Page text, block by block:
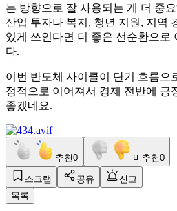
는 방향으로 잘 사용되는 게 더 중
산업 투자나 복지, 청년 지원, 지역
있게 쓰인다면 더 좋은 선순환으로
다.
이번 반도체 사이클이 단기 흐름으
정적으로 이어져서 경제 전반에 긍
좋겠네요.
추천0 비추천0
스크랩 공유
신고
목록